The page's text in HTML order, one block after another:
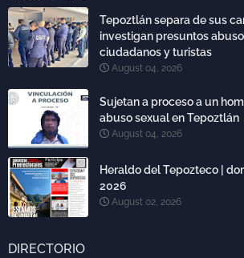
Tepoztlán separa de sus
investigan presuntos
ciudadanos y turistas
August 04, 2026
Sujetan a proceso a un
abuso sexual en Tepoztlán
August 04, 2026
Heraldo del Tepozteco |
2026
August 02, 2026
DIRECTORIO